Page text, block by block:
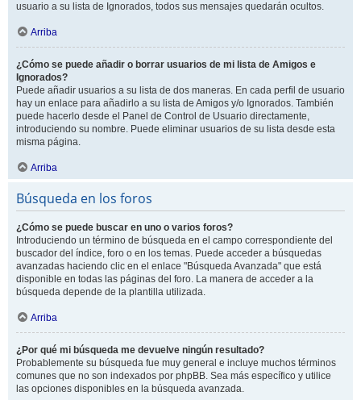
usuario a su lista de Ignorados, todos sus mensajes quedarán ocultos.
Arriba
¿Cómo se puede añadir o borrar usuarios de mi lista de Amigos e
Ignorados?
Puede añadir usuarios a su lista de dos maneras. En cada perfil de usuario
hay un enlace para añadirlo a su lista de Amigos y/o Ignorados. También
puede hacerlo desde el Panel de Control de Usuario directamente,
introduciendo su nombre. Puede eliminar usuarios de su lista desde esta
misma página.
Arriba
Búsqueda en los foros
¿Cómo se puede buscar en uno o varios foros?
Introduciendo un término de búsqueda en el campo correspondiente del
buscador del índice, foro o en los temas. Puede acceder a búsquedas
avanzadas haciendo clic en el enlace "Búsqueda Avanzada" que está
disponible en todas las páginas del foro. La manera de acceder a la
búsqueda depende de la plantilla utilizada.
Arriba
¿Por qué mi búsqueda me devuelve ningún resultado?
Probablemente su búsqueda fue muy general e incluye muchos términos
comunes que no son indexados por phpBB. Sea más específico y utilice
las opciones disponibles en la búsqueda avanzada.